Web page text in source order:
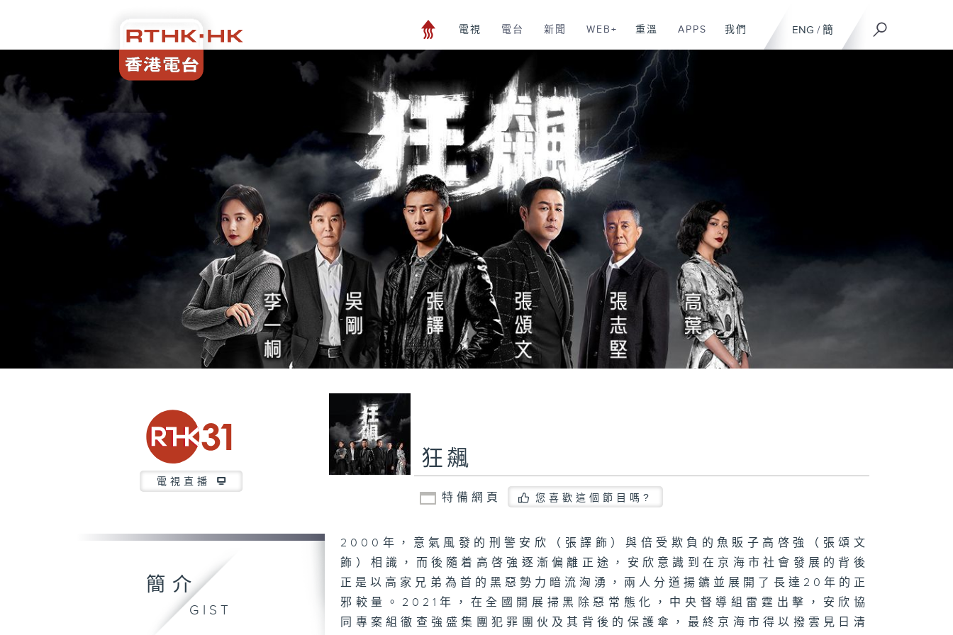
ENG / 簡
電視 電台 新聞 WEB+ 重溫 APPS 我們
電視直播
狂飆
特備網頁 您喜歡這個節目嗎?
簡介
GIST
2000年，意氣風發的刑警安欣（張譯飾）與倍受欺負的魚販子高啓強（張頌文
飾）相識，而後隨着高啓強逐漸偏離正途，安欣意識到在京海市社會發展的背後
正是以高家兄弟為首的黑惡勢力暗流洶湧，兩人分道揚鑣並展開了長達20年的正
邪較量。2021年，在全國開展掃黑除惡常態化，中央督導組雷霆出擊，安欣協
同專案組徹查強盛集團犯罪團伙及其背後的保護傘，最終京海市得以撥雲見日清